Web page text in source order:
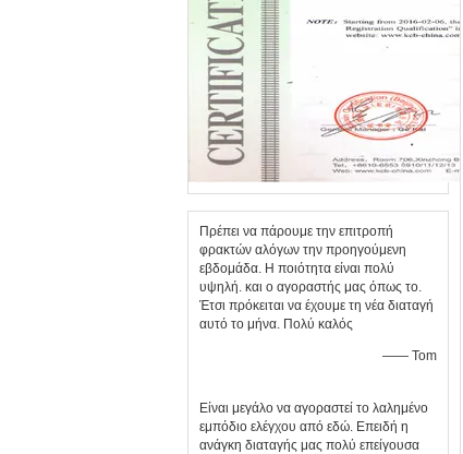
Πρέπει να πάρουμε την επιτροπή
φρακτών αλόγων την προηγούμενη
εβδομάδα. Η ποιότητα είναι πολύ
υψηλή. και ο αγοραστής μας όπως το.
Έτσι πρόκειται να έχουμε τη νέα διαταγή
αυτό το μήνα. Πολύ καλός
—— Tom
Είναι μεγάλο να αγοραστεί το λαλημένο
εμπόδιο ελέγχου από εδώ. Επειδή η
ανάγκη διαταγής μας πολύ επείγουσα